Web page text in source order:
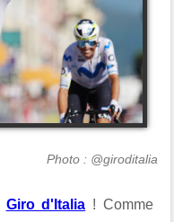
Photo : @giroditalia
Giro d'Italia ! Comme